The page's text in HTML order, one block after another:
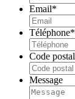
Email*
Téléphone*
Code postal
Message